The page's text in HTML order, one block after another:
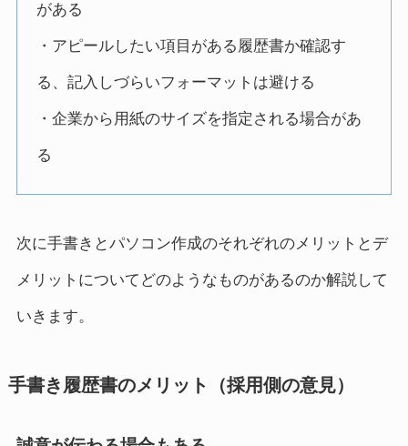
がある
・アピールしたい項目がある履歴書か確認す
る、記入しづらいフォーマットは避ける
・企業から用紙のサイズを指定される場合があ
る
次に手書きとパソコン作成のそれぞれのメリットとデ
メリットについてどのようなものがあるのか解説して
いきます。
手書き履歴書のメリット（採用側の意見）